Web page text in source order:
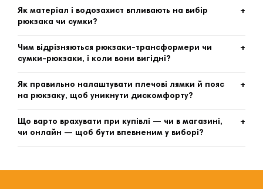
Як матеріал і водозахист впливають на вибір
рюкзака чи сумки?
поліестеру з водо- або вологозахистом і якісними
блискавками; це дає змогу використовувати рюкзак у
перебуваєте на відкритому повітрі — зверніть увагу на
підкладку чи тент-чохол, який захищає вміст від вологи.
Чим відрізняються рюкзаки-трансформери чи
сумки-рюкзаки, і коли вони вигідні?
конфігурації: наприклад, частина перекладається як
сумка, ремені ховаються — це зручно для подорожей чи
універсальний аксесуар «на все» — такий варіант
дозволяє поєднувати стиль міської сумки і
Як правильно налаштувати плечові лямки й пояс
на рюкзаку, щоб уникнути дискомфорту?
одягніть його, відрегулюйте лямки так, щоб рюкзак щільно
прилягав до спини, поясний ремінь мав першочергове
Що варто врахувати при купівлі — чи в магазині,
чи онлайн — щоб бути впевненим у виборі?
увагу на політику повернення, точні розміри і фото